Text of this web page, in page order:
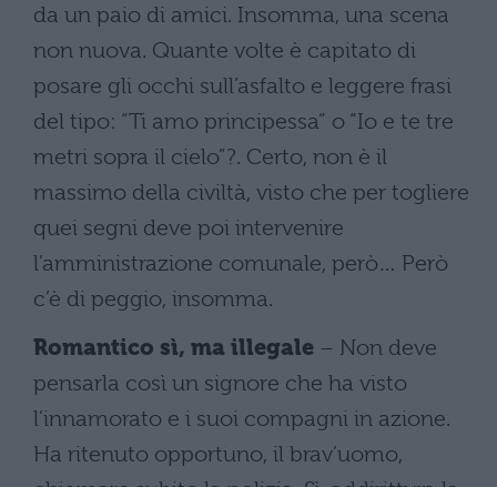
da un paio di amici. Insomma, una scena
non nuova. Quante volte è capitato di
posare gli occhi sull’asfalto e leggere frasi
del tipo: “Ti amo principessa” o “Io e te tre
metri sopra il cielo”?. Certo, non è il
massimo della civiltà, visto che per togliere
quei segni deve poi intervenire
l’amministrazione comunale, però… Però
c’è di peggio, insomma.
Romantico sì, ma illegale – Non deve
pensarla così un signore che ha visto
l’innamorato e i suoi compagni in azione.
Ha ritenuto opportuno, il brav’uomo,